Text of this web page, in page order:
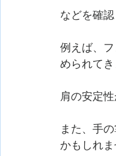
などを確
例えば、
められてき
肩の安定
また、手
かもしれま